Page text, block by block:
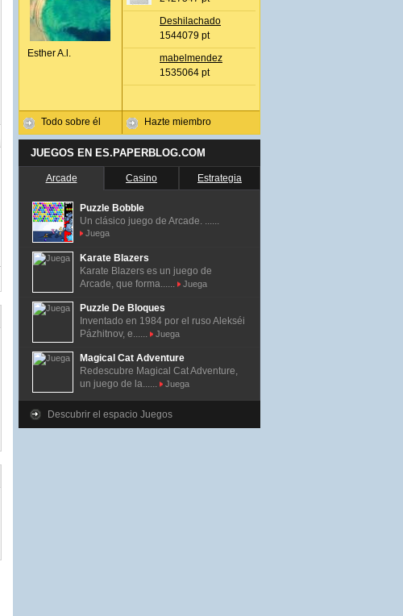
Esther A.l.
Todo sobre él
Deshilachado
1544079 pt
mabelmendez
1535064 pt
Hazte miembro
JUEGOS EN ES.PAPERBLOG.COM
Arcade Casino Estrategia
Puzzle Bobble
Un clásico juego de Arcade. ......
Juega
Karate Blazers
Karate Blazers es un juego de
Arcade, que forma......
Juega
Puzzle De Bloques
Inventado en 1984 por el ruso Alekséi
Pázhitnov, e......
Juega
Magical Cat Adventure
Redescubre Magical Cat Adventure,
un juego de la......
Juega
Descubrir el espacio Juegos